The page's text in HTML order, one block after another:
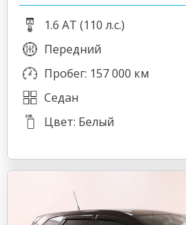
1.6 AT (110 л.с.)
Передний
Пробег: 157 000 км
Седан
Цвет: Белый